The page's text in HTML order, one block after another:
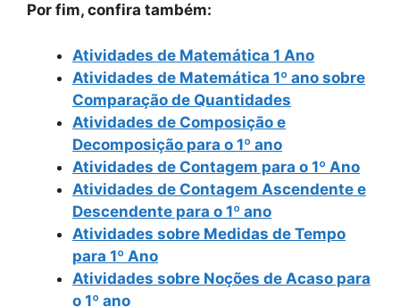
Por fim, confira também:
Atividades de Matemática 1 Ano
Atividades de Matemática 1º ano sobre
Comparação de Quantidades
Atividades de Composição e
Decomposição para o 1º ano
Atividades de Contagem para o 1º Ano
Atividades de Contagem Ascendente e
Descendente para o 1º ano
Atividades sobre Medidas de Tempo
para 1º Ano
Atividades sobre Noções de Acaso para
o 1º ano